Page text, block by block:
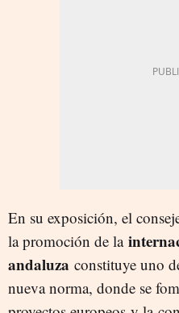
En su exposición, el
la promoción de la
andaluza constituye uno
nueva norma, donde se